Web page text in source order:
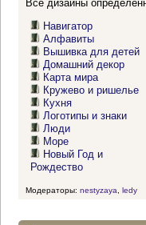
Все дизайны
Навигатор
Алфавиты
Вышивка для детей
Домашний декор
Карта мира
Кружево и ришелье
Кухня
Логотипы и знаки
Люди
Море
Новый Год и
Рождество
Модераторы: nestyzaya ledy